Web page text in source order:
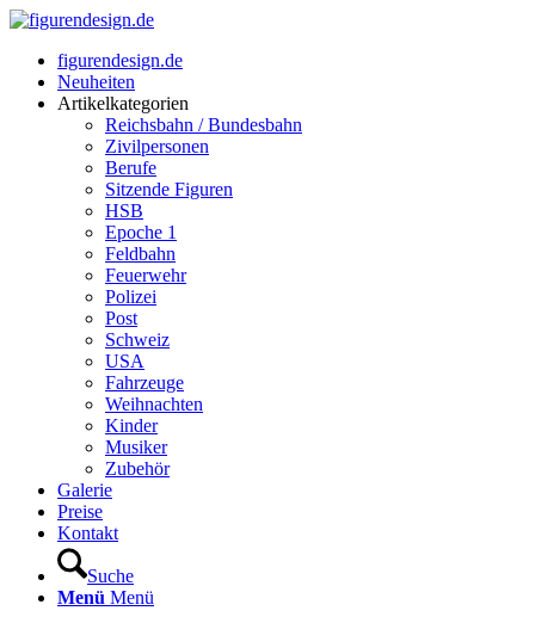
figurendesign.de
Neuheiten
Artikelkategorien
Reichsbahn / Bundesbahn
Zivilpersonen
Berufe
Sitzende Figuren
HSB
Epoche 1
Feldbahn
Feuerwehr
Polizei
Post
Schweiz
USA
Fahrzeuge
Weihnachten
Kinder
Musiker
Zubehör
Galerie
Preise
Kontakt
Suche
Menü Menü